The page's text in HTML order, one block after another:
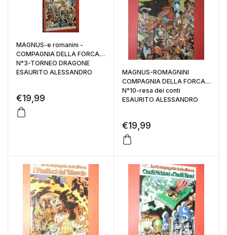
MAGNUS-e romanini -
COMPAGNIA DELLA FORCA
N°3-TORNEO DRAGONE
ESAURITO ALESSANDRO
€19,99
MAGNUS-ROMAGNINI
COMPAGNIA DELLA FORCA
N°10-resa dei conti
ESAURITO ALESSANDRO
€19,99